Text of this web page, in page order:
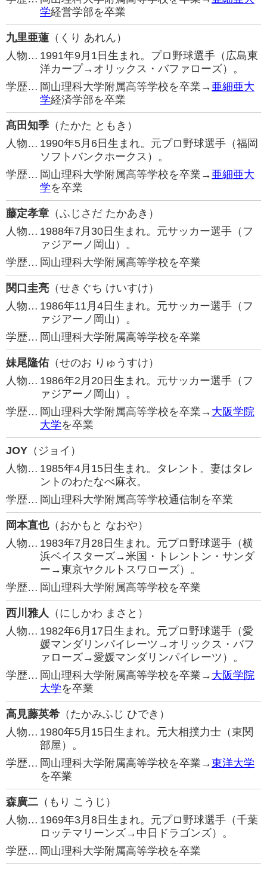
学経営学部を卒業
九里亜蓮 （くり あれん）
人物… 1991年9月1日生まれ。プロ野球選手（広島東
洋カープ→オリックス・バファローズ）。
学歴… 岡山理科大学附属高等学校を卒業→ 亜細亜大
学経済学部を卒業
髙田知季 （たかた ともき）
人物… 1990年5月6日生まれ。元プロ野球選手（福岡
ソフトバンクホークス）。
学歴… 岡山理科大学附属高等学校を卒業→ 亜細亜大
学を卒業
藤定孝章 （ふじさだ たかあき）
人物… 1988年7月30日生まれ。元サッカー選手（フ
ァジアーノ岡山）。
学歴… 岡山理科大学附属高等学校を卒業
関口圭亮 （せきぐち けいすけ）
人物… 1986年11月4日生まれ。元サッカー選手（フ
ァジアーノ岡山）。
学歴… 岡山理科大学附属高等学校を卒業
妹尾隆佑 （せのお りゅうすけ）
人物… 1986年2月20日生まれ。元サッカー選手（フ
ァジアーノ岡山）。
学歴… 岡山理科大学附属高等学校を卒業→ 大阪学院
大学を卒業
JOY （ジョイ）
人物… 1985年4月15日生まれ。タレント。妻はタレ
ントのわたなべ麻衣。
学歴… 岡山理科大学附属高等学校通信制を卒業
岡本直也（おかもと なおや）
人物… 1983年7月28日生まれ。元プロ野球選手（横
浜ベイスターズ→米国・トレントン・サンダ
ー→東京ヤクルトスワローズ）。
学歴… 岡山理科大学附属高等学校を卒業
西川雅人 （にしかわ まさと）
人物… 1982年6月17日生まれ。元プロ野球選手（愛
媛マンダリンパイレーツ→オリックス・バフ
ァローズ→愛媛マンダリンパイレーツ）。
学歴… 岡山理科大学附属高等学校を卒業→ 大阪学院
大学を卒業
高見藤英希 （たかみふじ ひでき）
人物… 1980年5月15日生まれ。元大相撲力士（東関
部屋）。
学歴… 岡山理科大学附属高等学校を卒業→東洋大学
を卒業
森廣二 （もり こうじ）
人物… 1969年3月8日生まれ。元プロ野球選手（千葉
ロッテマリーンズ→中日ドラゴンズ）。
学歴… 岡山理科大学附属高等学校を卒業